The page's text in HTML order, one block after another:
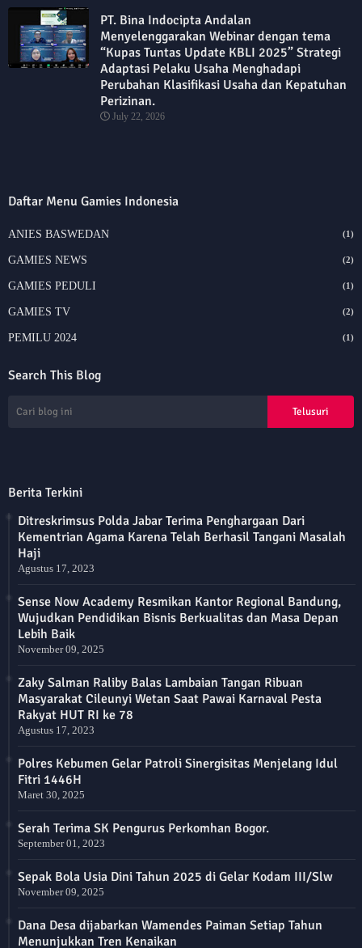
PT. Bina Indocipta Andalan
Menyelenggarakan Webinar dengan tema
“Kupas Tuntas Update KBLI 2025” Strategi
Adaptasi Pelaku Usaha Menghadapi
Perubahan Klasifikasi Usaha dan Kepatuhan
Perizinan.
July 22, 2026
Daftar Menu Gamies Indonesia
ANIES BASWEDAN (1)
GAMIES NEWS (2)
GAMIES PEDULI (1)
GAMIES TV (2)
PEMILU 2024 (1)
Search This Blog
Berita Terkini
Ditreskrimsus Polda Jabar Terima Penghargaan Dari
Kementrian Agama Karena Telah Berhasil Tangani Masalah
Haji
Agustus 17, 2023
Sense Now Academy Resmikan Kantor Regional Bandung,
Wujudkan Pendidikan Bisnis Berkualitas dan Masa Depan
Lebih Baik
November 09, 2025
Zaky Salman Raliby Balas Lambaian Tangan Ribuan
Masyarakat Cileunyi Wetan Saat Pawai Karnaval Pesta
Rakyat HUT RI ke 78
Agustus 17, 2023
Polres Kebumen Gelar Patroli Sinergisitas Menjelang Idul
Fitri 1446H
Maret 30, 2025
Serah Terima SK Pengurus Perkomhan Bogor.
September 01, 2023
Sepak Bola Usia Dini Tahun 2025 di Gelar Kodam III/Slw
November 09, 2025
Dana Desa dijabarkan Wamendes Paiman Setiap Tahun
Menunjukkan Tren Kenaikan